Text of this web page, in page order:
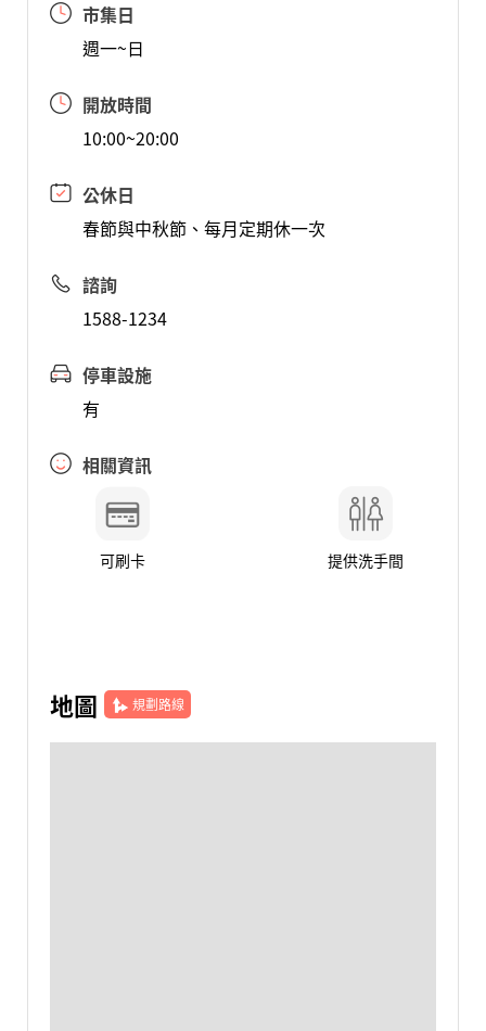
市集日
週一~日
開放時間
10:00~20:00
公休日
春節與中秋節、每月定期休一次
諮詢
1588-1234
停車設施
有
相關資訊
可刷卡 提供洗手間
地圖 規劃路線